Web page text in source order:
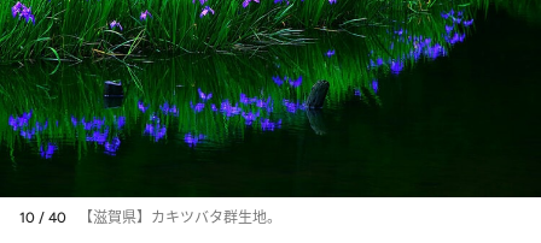
10 / 40 【滋賀県】カキツバタ群生地。